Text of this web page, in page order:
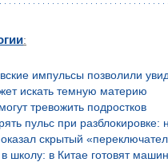
:
импульсы позволили
искать темную материю
тревожить подростков
пульс при разблокировке:
скрытый
школу: в Китае готовят